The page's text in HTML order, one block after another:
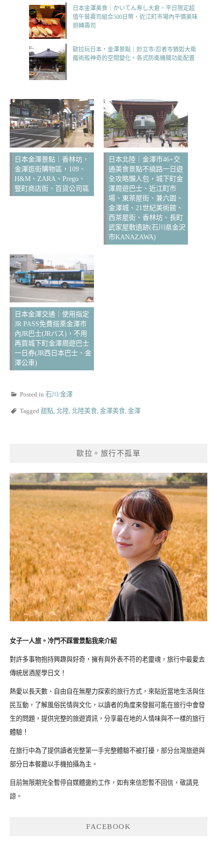
日本金澤美食｜かいてん寿し大倉，平日限定超
值午餐壽司組合500日幣、近江町市場內平價美味
迴轉壽司
歐拉玩日本‧金澤景點｜妙立寺/忍者寺猶如大衛
魔術般神奇的空間變化，各式防衛機關功能配置
日本金澤景點｜香林坊，
金澤逛街購物區，109、
H&M、ZARA、Prego、
豎町商店街、百貨公司區
日本北陸｜金澤市46+交
通美食景點不繞路一日遊
全攻略懶人包，城下町金
澤周遊巴士、近江町市
場、東茶屋街、兼六園、
金澤城、21世紀美術館、
西茶屋街、香林坊、長町
武家屋敷遺跡(石川県金沢
市KANAZAWA)
日本金澤交通｜使用指定
JR PASS免費搭乘金澤市
內JR巴士(JRバス)，不用
再買城下町金澤周遊巴士
一日券(JR西日本巴士、金
澤公車)
Posted in 石川/金澤
Tagged 甜點, 北陸, 北陸美食, 金澤美食, 金澤
歐拉。旅行不孤單
女子一人旅。冷門不踩雷景點我來介紹
對許多事物抱持興趣與好奇，擁有與外表不符的老靈魂，旅行中最愛去
傳統居酒屋學日文！
熱愛以長天數、自由自在無壓力探索的旅行方式，來貼近當地生活與住
民互動，了解風俗民情與文化，以讀者的角度來發掘可能在旅行中會發
生的問題，提供完整的旅遊資訊，分享最在地的人情味與不一樣的旅行
體驗！
在旅行中為了提供讀者完整第一手完整體驗不被打擾，部分台灣旅遊與
部分日本餐廳以手機拍攝為主。
目前無限期完全暫停自媒體邀約工作，如有來信恕暫不回信，敬請見
諒。
FACEBOOK